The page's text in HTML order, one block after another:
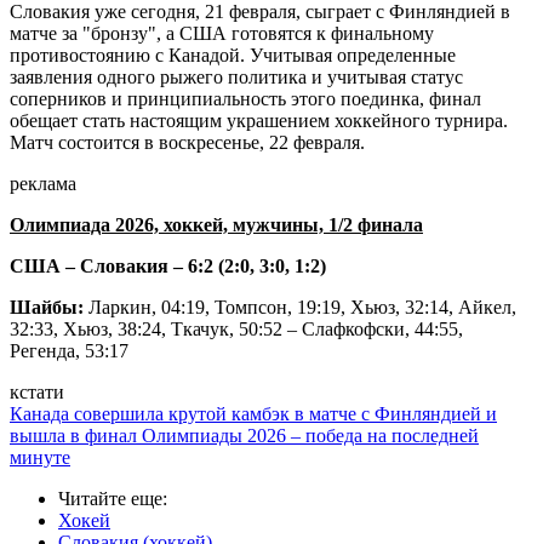
Словакия уже сегодня, 21 февраля, сыграет с Финляндией в
матче за "бронзу", а США готовятся к финальному
противостоянию с Канадой. Учитывая определенные
заявления одного рыжего политика и учитывая статус
соперников и принципиальность этого поединка, финал
обещает стать настоящим украшением хоккейного турнира.
Матч состоится в воскресенье, 22 февраля.
реклама
Олимпиада 2026, хоккей, мужчины, 1/2 финала
США – Словакия – 6:2 (2:0, 3:0, 1:2)
Шайбы: Ларкин, 04:19, Томпсон, 19:19, Хьюз, 32:14, Айкел,
32:33, Хьюз, 38:24, Ткачук, 50:52 – Слафкофски, 44:55,
Регенда, 53:17
кстати
Канада совершила крутой камбэк в матче с Финляндией и
вышла в финал Олимпиады 2026 – победа на последней
минуте
Читайте еще:
Хокей